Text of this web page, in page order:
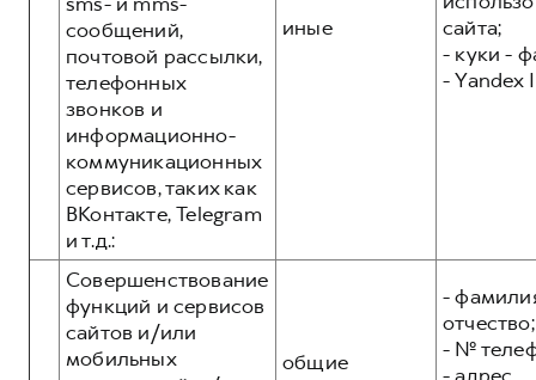
сообщений,
почтовой рассылки,
телефонных
звонков и
информационно-
коммуникационных
сервисов, таких как
ВКонтакте, Telegram
и т.д.:
иные
сайта;
- куки -
- Yandex
Совершенствование
функций и сервисов
сайтов и/или
мобильных
общие
-
отчество;
- №